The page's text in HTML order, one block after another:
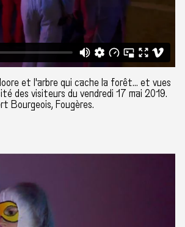
et l'arbre qui cache la forêt... et vues
des visiteurs du vendredi 17 mai 2019.
Bourgeois, Fougères.